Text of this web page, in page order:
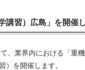
習）広島」を開催
、業界内における「重
）を開催します。